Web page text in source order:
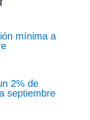
mínima a
2% de
septiembre